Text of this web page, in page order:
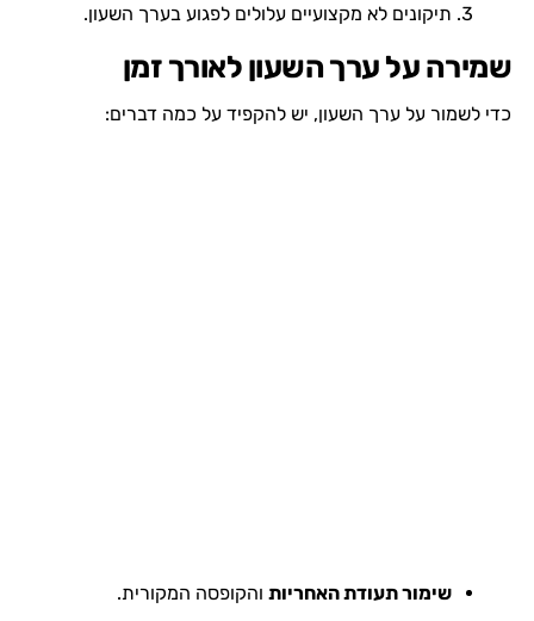
תיקונים לא מקצועיים עלולים לפגוע בערך השעון.
שמירה על ערך השעון לאורך זמן
כדי לשמור על ערך השעון, יש להקפיד על כמה דברים:
שימור תעודת האחריותוהקופסה המקורית.